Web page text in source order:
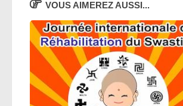
VOUS AIMEREZ AUSSI...